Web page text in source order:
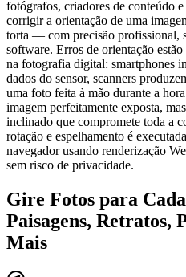
fotógrafos, criadores de conteúdo
corrigir a orientação de uma
torta — com precisão profissional,
software. Erros de orientação
na fotografia digital: smartphones
dados do sensor, scanners
uma foto feita à mão durante a
imagem perfeitamente exposta,
inclinado que compromete toda a
rotação e espelhamento é
navegador usando renderização
sem risco de privacidade.
Gire Fotos para
Paisagens, Retratos,
Mais